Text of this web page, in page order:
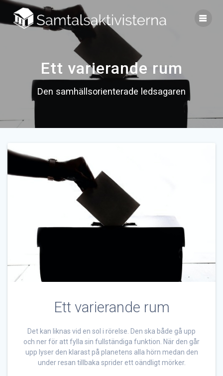
to
content
Ett varierande rum
Den samhällsorienterade ledsagaren
Ett varierande rum
Det kan liknas vid en sol i rörelse. Den ska både gå upp
och ner för att fylla sin fullständiga funktion. När den går
upp lyser den klarast på planetens alla hörn medan den
under resan tillbaka sprider ett oändligt mörker.